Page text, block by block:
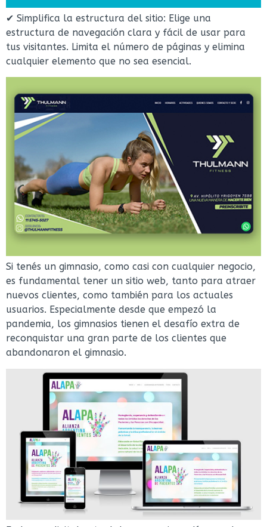
✔ Simplifica la estructura del sitio: Elige una
estructura de navegación clara y fácil de usar para
tus visitantes. Limita el número de páginas y elimina
cualquier elemento que no sea esencial.
Si tenés un gimnasio, como casi con cualquier negocio,
es fundamental tener un sitio web, tanto para atraer
nuevos clientes, como también para los actuales
usuarios. Especialmente desde que empezó la
pandemia, los gimnasios tienen el desafío extra de
reconquistar una gran parte de los clientes que
abandonaron el gimnasio.